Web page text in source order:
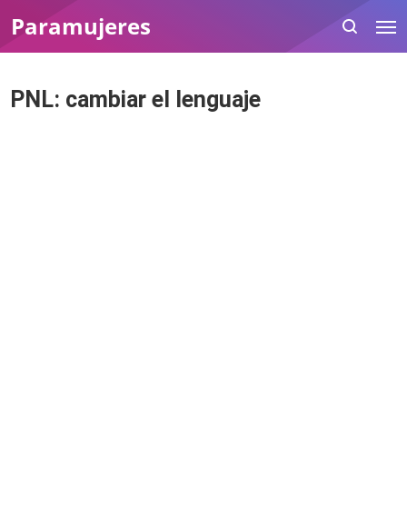
Paramujeres
PNL: cambiar el lenguaje